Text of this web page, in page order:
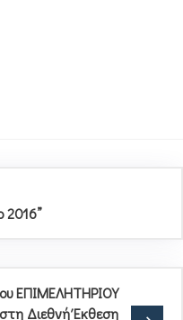
2016”
ΕΠΙΜΕΛΗΤΗΡΙΟΥ
Διεθνή Έκθεση